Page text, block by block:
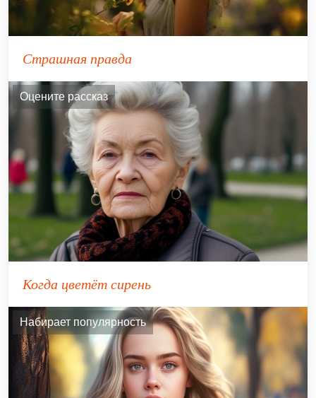
Страшная правда
Оцените рассказ
Когда цветёт сирень
Набирает популярность